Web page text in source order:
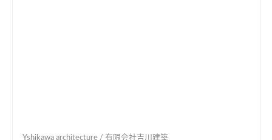
Yshikawa architecture / 有限会社吉川建築